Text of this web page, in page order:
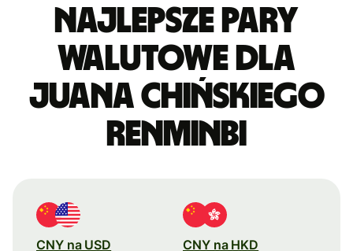
Najlepsze pary
walutowe dla
juana chińskiego
renminbi
CNY na USD CNY na HKD